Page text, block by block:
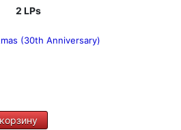
2 LPs
(30th Anniversary)